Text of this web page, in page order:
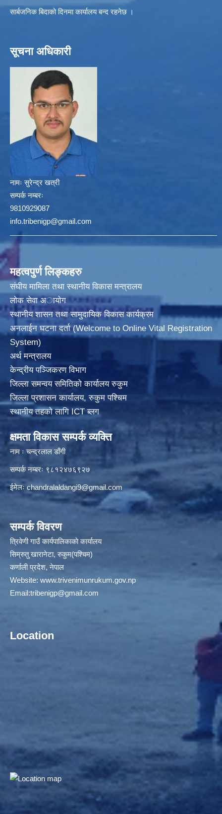
सार्बजनिक बिदाको दिनमा कार्यालय बन्द रहनेछ ।
सूचना अधिकारी
नामः सुरेन्द्र खत्री
सम्पर्क नम्बरः
9810929087
info.tribenigp@gmail.com
महत्वपुर्ण लिङ्कहरु
संघीय मामिला तथा स्थानीय विकास मन्त्रालय
लोक सेवा अायाेग
स्थानीय शासन तथा सामुदायिक विकास कार्यक्रम
अनलाईन घटना दर्ता (Welcome to Online Vital Registration
System)
अर्थ मन्त्रालय
केन्द्रीय पञ्जिकरण विभाग
जिल्ला समन्वय समितिको कार्यालय रुकुम
जिल्ला प्रशासन कार्यालय, रुकुम पश्चिम
स्थानीय तहको लागि ICT ब्लग
क्षमता विकास सम्पर्क व्यक्ति
नाम ः चन्द्रलाल डाँगी
सम्पर्क नम्बरः ९८१२४७६९२७
ईमेलः chandralaldangi9@gmail.com
सम्पर्क विवरण
त्रिवेणी गाउँ कार्यपालिकाकाे कार्यालय
सिम्रुतु खारानेटा, रुकुम(पश्‍चिम)
कर्णाली प्रदेश, नेपाल
Website: www.trivenimunrukum.gov.np
Email:tribenigp@gmail.com
Location